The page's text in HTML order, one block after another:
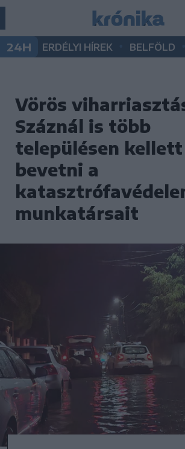
24H ERDÉLYI HÍREK BELFÖLD
Vörös
Száznál is több
településen kellett
bevetni a
munkatársait